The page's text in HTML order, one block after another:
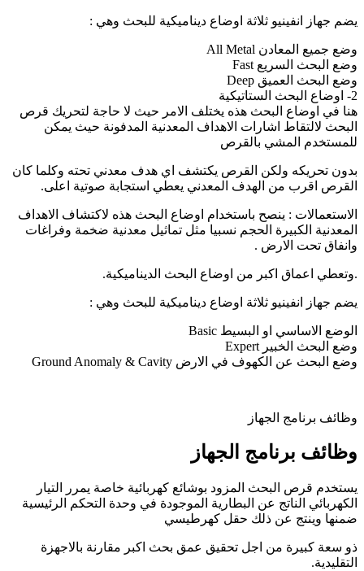
يضم جهاز انفينيو ثلاثة اوضاع ديناميكية للبحث وهي :
وضع جميع المعادن All Metal
وضع البحث السريع Fast
وضع البحث العميق Deep
2- اوضاع البحث الستاتيكية
هنا في اوضاع البحث هذه يختلف الامر حيث لا حاجة لتحريك قرص
البحث لالتقاط اشارات الاهداف المعدنية المدفونة حيث يمكن
للمستخدم المشي بالقرص
بدون تحريكه ولكن القرص يكتشف اي هدف معدني تحته وكلما كان
القرص اقرب من الهدف المعدني يعطي استجابة صوتية اعلى.
الاستعمالات : ينصح باستخدام اوضاع البحث هذه لاكتشاف الاهداف
المعدنية الكبيرة الحجم نسبيا مثل تماثيل معدنية ضخمة وفراغات
وانفاق تحت الارض .
.وتعطي اعماق اكبر من اوضاع البحث الديناميكية.
يضم جهاز انفينيو ثلاثة اوضاع ديناميكية للبحث وهي :
الوضع الاساسي او البسيط Basic
وضع البحث الخبير Expert
وضع البحث عن الكهوف في الارض Ground Anomaly & Cavity
وظائف برنامج الجهاز
وظائف برنامج الجهاز
يستخدم قرص البحث المزود بوشائع كهربائية خاصة يمرر التيار
الكهربائي الناتج عن البطارية الموجودة في وحدة التحكم الرئيسية
ضمنها وينتج عن ذلك حقل كهرطيسي
ذو سعة كبيرة من اجل تحقيق عمق بحث اكبر مقارنة بالاجهزة
التقليدية.